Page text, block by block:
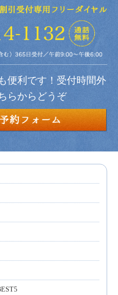
便利です！受付時間外
らからどうぞ